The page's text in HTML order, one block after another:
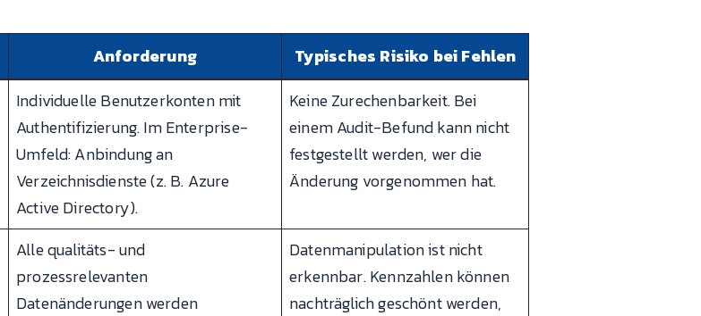
Anforderung
Typisches Risiko bei Fehlen
Individuelle Benutzerkonten mit
Authentifizierung. Im Enterprise-
Umfeld: Anbindung an
Verzeichnisdienste (z. B. Azure
Active Directory).
Keine Zurechenbarkeit. Bei
einem Audit-Befund kann nicht
festgestellt werden, wer die
Änderung vorgenommen hat.
Alle qualitäts- und
prozessrelevanten
Datenänderungen werden
Datenmanipulation ist nicht
erkennbar. Kennzahlen können
nachträglich geschönt werden,